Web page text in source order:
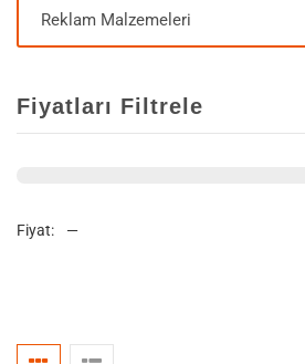
Reklam Malzemeleri
Fiyatları Filtrele
Fiyat: —